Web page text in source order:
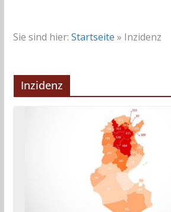
Sie sind hier: Startseite » Inzidenz
Inzidenz